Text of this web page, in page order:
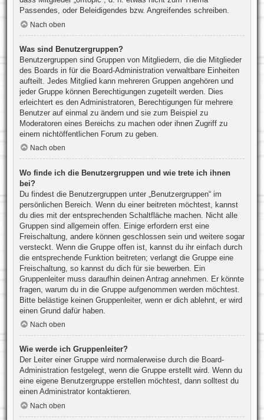
Passendes, oder Beleidigendes bzw. Angreifendes schreiben.
Nach oben
Was sind Benutzergruppen?
Benutzergruppen sind Gruppen von Mitgliedern, die die Mitglieder
des Boards in für die Board-Administration verwaltbare Einheiten
aufteilt. Jedes Mitglied kann mehreren Gruppen angehören und
jeder Gruppe können Berechtigungen zugeteilt werden. Dies
erleichtert es den Administratoren, Berechtigungen für mehrere
Benutzer auf einmal zu ändern und sie zum Beispiel zu
Moderatoren eines Bereichs zu machen oder ihnen Zugriff zu
einem nichtöffentlichen Forum zu geben.
Nach oben
Wo finde ich die Benutzergruppen und wie trete ich ihnen
bei?
Du findest die Benutzergruppen unter „Benutzergruppen“ im
persönlichen Bereich. Wenn du einer beitreten möchtest, kannst
du dies mit der entsprechenden Schaltfläche machen. Nicht alle
Gruppen sind allgemein offen. Einige erfordern erst eine
Freischaltung, andere können geschlossen sein und weitere sogar
versteckt. Wenn die Gruppe offen ist, kannst du ihr einfach durch
die entsprechende Funktion beitreten; verlangt die Gruppe eine
Freischaltung, so kannst du dich für sie bewerben. Ein
Gruppenleiter muss daraufhin deinen Antrag annehmen. Er könnte
fragen, warum du in die Gruppe aufgenommen werden möchtest.
Bitte belästige keinen Gruppenleiter, wenn er dich ablehnt, er wird
einen Grund dafür haben.
Nach oben
Wie werde ich Gruppenleiter?
Der Leiter einer Gruppe wird normalerweise durch die Board-
Administration festgelegt, wenn die Gruppe erstellt wird. Wenn du
eine eigene Benutzergruppe erstellen möchtest, dann solltest du
einen Administrator kontaktieren.
Nach oben